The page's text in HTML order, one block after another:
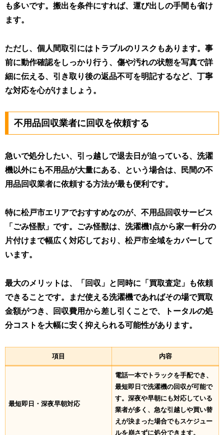
も多いです。搬出を条件にすれば、運び出しの手間も省け
ます。
ただし、個人間取引にはトラブルのリスクもあります。事
前に動作確認をしっかり行う、傷や汚れの状態を写真で詳
細に伝える、引き取り後の返品不可を明記するなど、丁寧
な対応を心がけましょう。
不用品回収業者に回収を依頼する
急いで処分したい、引っ越しで退去日が迫っている、洗濯
機以外にも不用品が大量にある、という場合は、民間の不
用品回収業者に依頼する方法が最も便利です。
特に松戸市エリアでおすすめなのが、不用品回収サービス
「ごみ怪獣」です。ごみ怪獣は、洗濯機1点から家一軒分の
片付けまで幅広く対応しており、松戸市全域をカバーして
います。
最大のメリットは、「回収」と同時に「買取査定」も依頼
できることです。まだ使える洗濯機であればその場で買取
金額がつき、回収費用から差し引くことで、トータルの処
分コストを大幅に安く抑えられる可能性があります。
項目 内容
最短即日・深夜早朝対応
電話一本でトラックを手配でき、
最短即日で洗濯機の回収が可能で
す。深夜や早朝にも対応している
業者が多く、急な引越しや買い替
えが決まった場合でもスケジュー
ルを崩さずに処分できます。